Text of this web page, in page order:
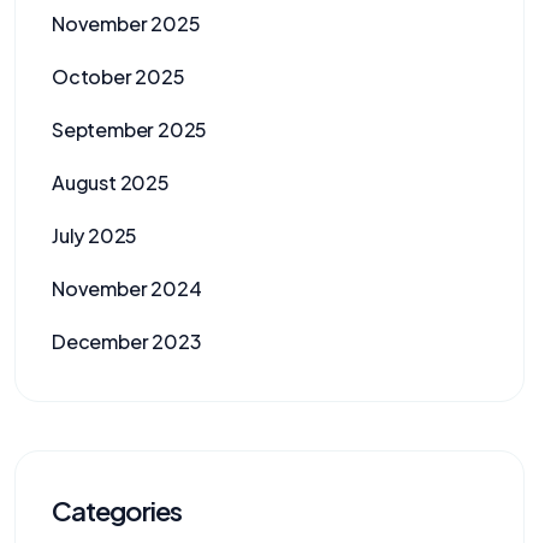
November 2025
October 2025
September 2025
August 2025
July 2025
November 2024
December 2023
Categories